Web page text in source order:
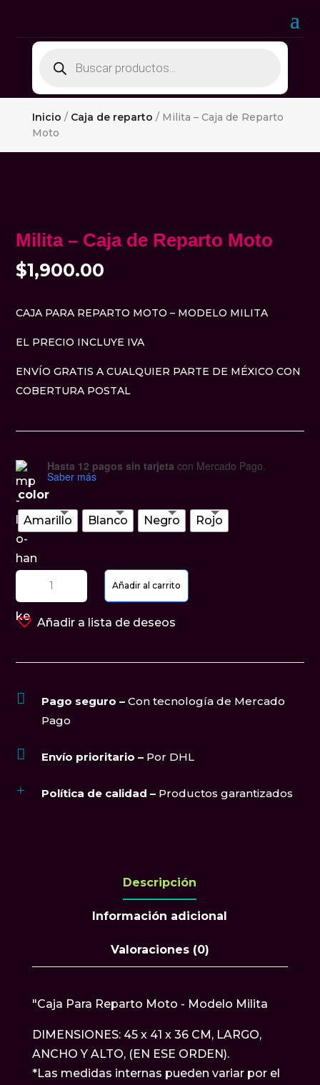
Inicio / Caja de reparto / Milita – Caja de Reparto
Moto
Milita – Caja de Reparto Moto
$1,900.00
CAJA PARA REPARTO MOTO – MODELO MILITA
EL PRECIO INCLUYE IVA
ENVÍO GRATIS A CUALQUIER PARTE DE MÉXICO CON
COBERTURA POSTAL
Hasta 12 pagos sin tarjeta con Mercado Pago.
Saber más
color
Amarillo
Blanco Negro Rojo
-
Caja
cantidad
Añadir al carrito
Añadir a lista de deseos
 Pago seguro –Con tecnología de Mercado
Pago
 Envío prioritario – Por DHL
+ Política de calidad – Productos garantizados
Descripción
Información adicional
Valoraciones (0)
"Caja Para Reparto Moto - Modelo Milita
DIMENSIONES: 45 x 41 x 36 CM, LARGO,
ANCHO Y ALTO, (EN ESE ORDEN).
*Las medidas internas pueden variar por el